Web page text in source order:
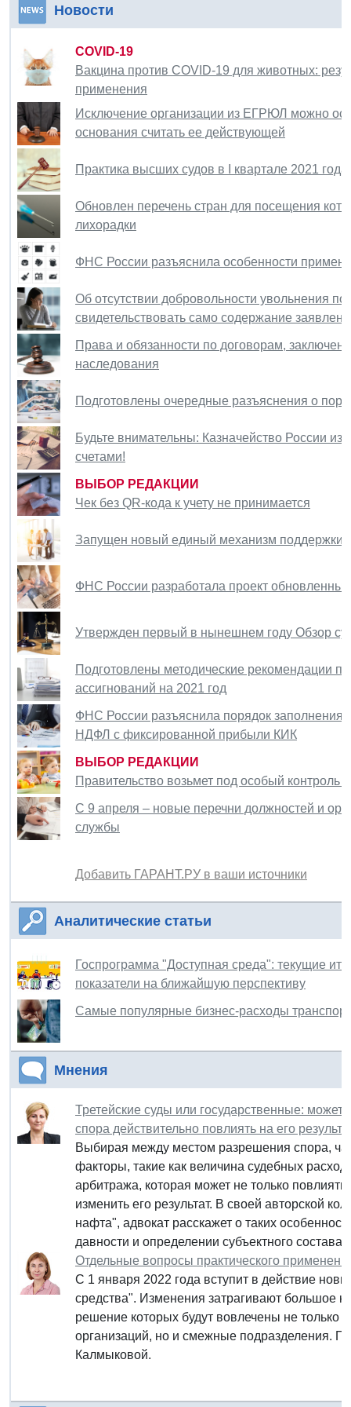
Новости
COVID-19
Вакцина против COVID-19 для животных:
применения
Исключение организации из ЕГРЮЛ можно
основания считать ее действующей
Практика высших судов в I квартале 2021
Обновлен перечень стран для посещения
лихорадки
ФНС России разъяснила особенности
Об отсутствии добровольности увольнения
свидетельствовать само содержание
Права и обязанности по договорам,
наследования
Подготовлены очередные разъяснения о
Будьте внимательны: Казначейство России
счетами!
ВЫБОР РЕДАКЦИИ
Чек без QR-кода к учету не принимается
Запущен новый единый механизм поддержки
ФНС России разработала проект
Утвержден первый в нынешнем году Обзор
Подготовлены методические рекомендации
ассигнований на 2021 год
ФНС России разъяснила порядок заполнения
НДФЛ с фиксированной прибыли КИК
ВЫБОР РЕДАКЦИИ
Правительство возьмет под особый контроль
С 9 апреля – новые перечни должностей и
службы
Добавить ГАРАНТ.РУ в ваши источники
Аналитические статьи
Госпрограмма "Доступная среда": текущие
показатели на ближайшую перспективу
Самые популярные бизнес-расходы
Мнения
Третейские суды или государственные:
спора действительно повлиять на его
Выбирая между местом разрешения спора,
факторы, такие как величина судебных
арбитража, которая может не только
изменить его результат. В своей авторской
нафта", адвокат расскажет о таких
давности и определении субъектного состава
Отдельные вопросы практического
С 1 января 2022 года вступит в действие
средства". Изменения затрагивают большое
решение которых будут вовлечены не только
организаций, но и смежные подразделения.
Калмыковой.